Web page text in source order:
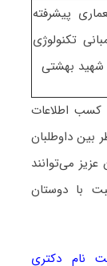
پیشرفته
تکنولوژی
شهید بهشتی
کسب اطلاعات
بین داوطلبان
می‌توانند
با دوستان
نام دکتری